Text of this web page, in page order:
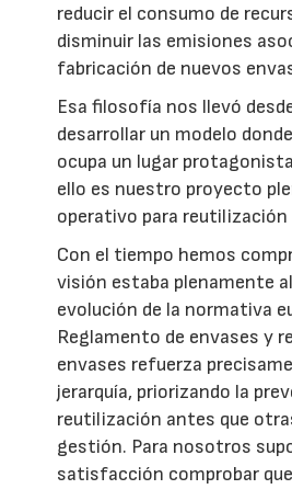
reducir el consumo de
disminuir las emisiones
fabricación de nuevos
Esa filosofía nos llevó
desarrollar un modelo
ocupa un lugar
ello es nuestro proyecto
operativo para reutilización
Con el tiempo hemos
visión estaba plenamente
evolución de la normativa
Reglamento de envases y
envases refuerza
jerarquía, priorizando la
reutilización antes que
gestión. Para nosotros
satisfacción comprobar